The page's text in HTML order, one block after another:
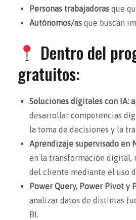
Personas trabajadoras que
Autónomos/asque buscan
Dentro del
gratuitos:
Soluciones digitales con IA:
desarrollar competencias
la toma de decisiones y la
Aprendizaje supervisado en
en la transformación digital,
del cliente mediante el uso
Power Query, Power Pivot y
analizar datos de distintas
BI.